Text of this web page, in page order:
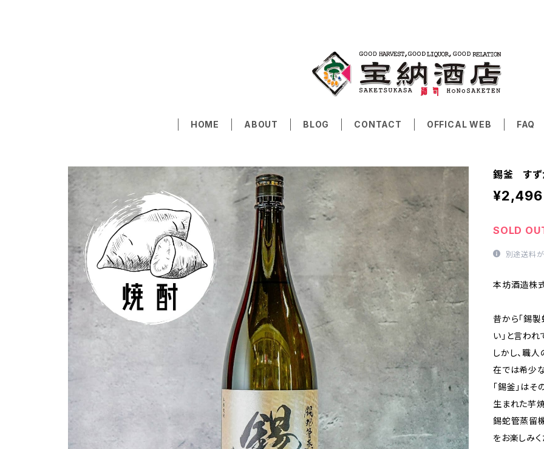
HOME ABOUT BLOG CONTACT OFFICAL WEB FAQ
錫釜 すず
¥2,496
SOLD
別途送料が
本坊酒造株
昔から「錫
い」と言われ
しかし、職
在では希少
「錫釜」は
生まれた芋
錫蛇管蒸留
をお楽しみく